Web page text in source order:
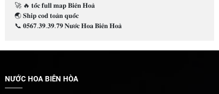
🚀 🔥 𝐭𝐨̂́𝐜 𝐟𝐮𝐥𝐥 𝐦𝐚𝐩 𝐁𝐢𝐞̂𝐧 𝐇𝐨𝐚̀
🌏 𝐒𝐡𝐢𝐩 𝐜𝐨𝐝 𝐭𝐨𝐚̀𝐧 𝐪𝐮𝐨̂́𝐜
📞 𝟎𝟓𝟔𝟕.𝟑𝟗.𝟑𝟗.𝟕𝟗 𝐍𝐮̛𝐨̛́𝐜 𝐇𝐨𝐚 𝐁𝐢𝐞̂𝐧 𝐇𝐨𝐚̀
NƯỚC HOA BIÊN HÒA